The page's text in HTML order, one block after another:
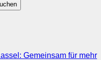
Gemeinsam für mehr